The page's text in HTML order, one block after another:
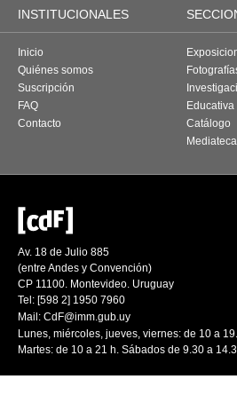
INSTITUCIONALES
Inicio
Quiénes somos
Suscripción
FAQ
Contacto
Educativa
Catálogo
Mediateca
Av. 18 de Julio 885
(entre Andes y Convención)
CP 11100. Montevideo. Uruguay
Tel: [598 2] 1950 7960
Mail: CdF@imm.gub.uy
Lunes, miércoles, jueves, viernes: de 10 a
Martes: de 10 a 21 h. Sábados de 9.30 a